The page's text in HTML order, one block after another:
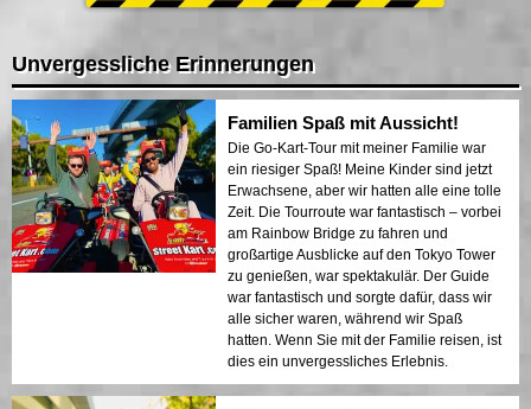
Unvergessliche Erinnerungen
Familien Spaß mit Aussicht!
Die Go-Kart-Tour mit meiner Familie war
ein riesiger Spaß! Meine Kinder sind jetzt
Erwachsene, aber wir hatten alle eine tolle
Zeit. Die Tourroute war fantastisch – vorbei
am Rainbow Bridge zu fahren und
großartige Ausblicke auf den Tokyo Tower
zu genießen, war spektakulär. Der Guide
war fantastisch und sorgte dafür, dass wir
alle sicher waren, während wir Spaß
hatten. Wenn Sie mit der Familie reisen, ist
dies ein unvergessliches Erlebnis.